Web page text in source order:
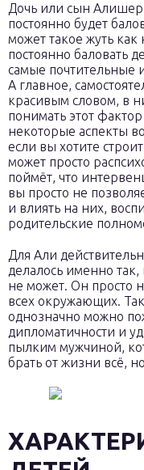
Дочь или сын
постоянно будет
может такое жуть как
постоянно баловать
самые почтительные
А главное,
красивым словом, в
понимать этот
некоторые аспекты
если вы хотите
может просто
поймёт, что
вы просто не
и влиять на них,
родительские
Для Али
делалось именно так,
не может. Он просто
всех окружающих.
однозначно можно
дипломатичности и
пылким мужчиной,
брать от жизни всё,